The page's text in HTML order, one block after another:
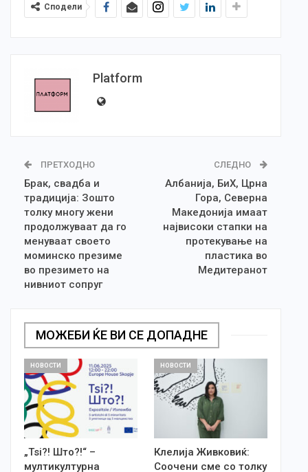
Сподели
Platform
ПРЕТХОДНО
Брак, свадба и
традиција: Зошто
толку многу жени
продолжуваат да го
менуваат своето
моминско презиме
во презимето на
нивниот сопруг
СЛЕДНО
Албанија, БиХ, Црна
Гора, Северна
Македонија имаат
највисоки стапки на
протекување на
пластика во
Медитеранот
МОЖЕБИ ЌЕ ВИ СЕ ДОПАДНЕ
НОВОСТИ
„Tsi?! Што?!“ –
мултикултурна
НОВОСТИ
Клелија Живковиќ:
Соочени сме со толку